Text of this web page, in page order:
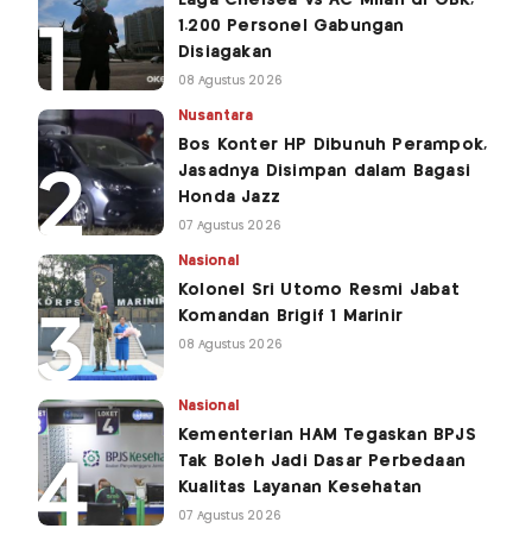
1.200 Personel Gabungan
Disiagakan
08 Agustus 2026
Nusantara
Bos Konter HP Dibunuh Perampok,
Jasadnya Disimpan dalam Bagasi
Honda Jazz
07 Agustus 2026
Nasional
Kolonel Sri Utomo Resmi Jabat
Komandan Brigif 1 Marinir
08 Agustus 2026
Nasional
Kementerian HAM Tegaskan BPJS
Tak Boleh Jadi Dasar Perbedaan
Kualitas Layanan Kesehatan
07 Agustus 2026